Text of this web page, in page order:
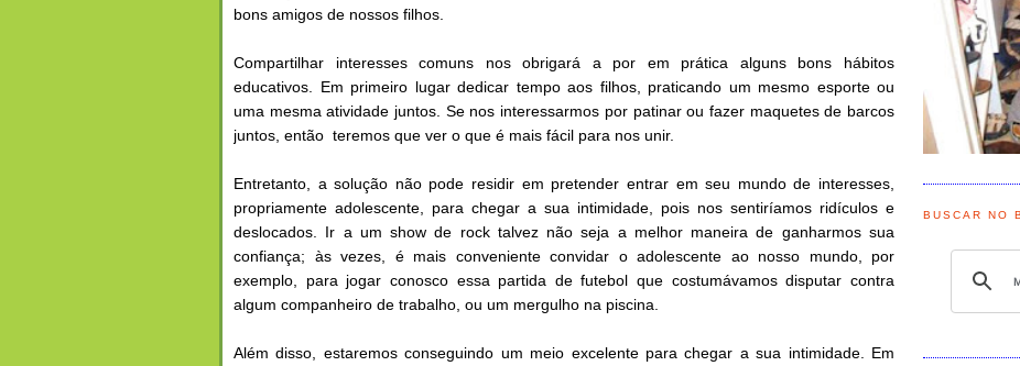
bons amigos de nossos filhos.
Compartilhar interesses comuns nos obrigará a por em prática alguns bons hábitos
educativos. Em primeiro lugar dedicar tempo aos filhos, praticando um mesmo esporte ou
uma mesma atividade juntos. Se nos interessarmos por patinar ou fazer maquetes de barcos
juntos, então teremos que ver o que é mais fácil para nos unir.
Entretanto, a solução não pode residir em pretender entrar em seu mundo de interesses,
propriamente adolescente, para chegar a sua intimidade, pois nos sentiríamos ridículos e
deslocados. Ir a um show de rock talvez não seja a melhor maneira de ganharmos sua
confiança; às vezes, é mais conveniente convidar o adolescente ao nosso mundo, por
exemplo, para jogar conosco essa partida de futebol que costumávamos disputar contra
algum companheiro de trabalho, ou um mergulho na piscina.
Além disso, estaremos conseguindo um meio excelente para chegar a sua intimidade. Em
BUSCAR NO